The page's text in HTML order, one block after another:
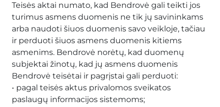
Teisės aktai numato, kad Bendrovė gali teikti jos
turimus asmens duomenis ne tik jų savininkams
arba naudoti šiuos duomenis savo veikloje, tačiau
ir perduoti šiuos asmens duomenis kitiems
asmenims. Bendrovė norėtų, kad duomenų
subjektai žinotų, kad jų asmens duomenis
Bendrovė teisėtai ir pagrįstai gali perduoti:
• pagal teisės aktus privalomos sveikatos
paslaugų informacijos sistemoms;